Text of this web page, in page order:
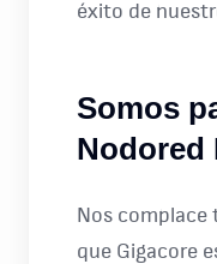
éxito de
Somos
Nodored
Nos complace
que Gigacore